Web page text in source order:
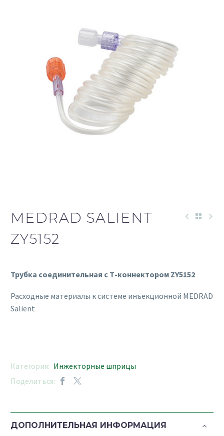
MEDRAD SALIENT
ZY5152
Трубка соединительная с Т-коннектором ZY5152
Расходные материалы к системе инъекционной MEDRAD
Salient
Категория: Инжекторные шприцы
Поделиться:
ДОПОЛНИТЕЛЬНАЯ ИНФОРМАЦИЯ